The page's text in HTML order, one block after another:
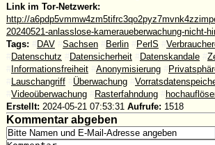
Link im Tor-Netzwerk:
http://
20240521-anlasslose-kameraueberwachung-nicht-
Tags:
DAV Sachsen Berlin PerlS
Datenschutz Datensicherheit Datenskandale
Informationsfreiheit Anonymisierung
Lauschangriff Überwachung
Videoüberwachung Rasterfahndung
Erstellt: 2024-05-21 07:53:31 Aufrufe: 1518
Kommentar abgeben